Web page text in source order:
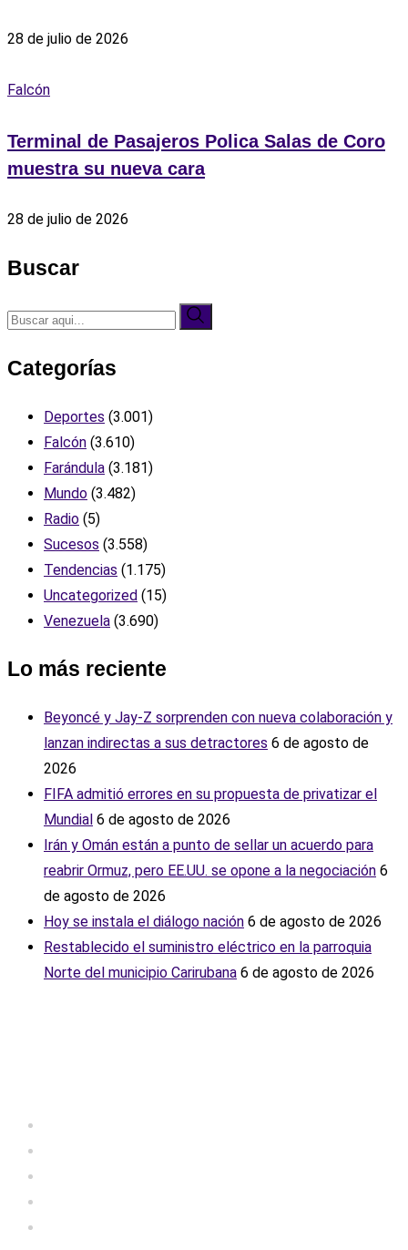
28 de julio de 2026
Falcón
Terminal de Pasajeros Polica Salas de Coro
muestra su nueva cara
28 de julio de 2026
Buscar
Categorías
Deportes (3.001)
Falcón (3.610)
Farándula (3.181)
Mundo (3.482)
Radio (5)
Sucesos (3.558)
Tendencias (1.175)
Uncategorized (15)
Venezuela (3.690)
Lo más reciente
Beyoncé y Jay-Z sorprenden con nueva colaboración y
lanzan indirectas a sus detractores 6 de agosto de
2026
FIFA admitió errores en su propuesta de privatizar el
Mundial 6 de agosto de 2026
Irán y Omán están a punto de sellar un acuerdo para
reabrir Ormuz, pero EE.UU. se opone a la negociación 6
de agosto de 2026
Hoy se instala el diálogo nación 6 de agosto de 2026
Restablecido el suministro eléctrico en la parroquia
Norte del municipio Carirubana 6 de agosto de 2026